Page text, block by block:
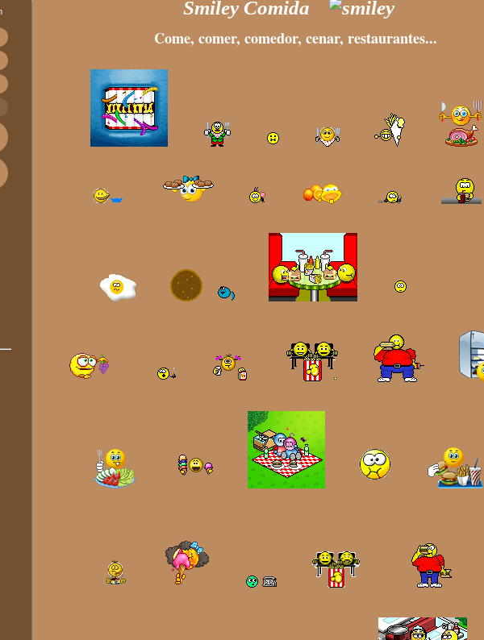
Smiley Comida
Come, comer, comedor, cenar, restaurantes...